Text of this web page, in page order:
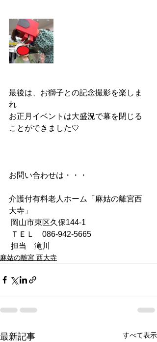
最後は、お獅子との記念撮影を楽しま
れ
お正月イベントは大盛況で幕を閉じる
ことができました💛
お問い合わせは・・・
介護付有料老人ホーム「麻姑の離宮西
大寺」
岡山市東区久保144-1
ＴＥＬ　086-942-5665
担当　滝川
麻姑の離宮 西大寺
最新記事 すべて表示